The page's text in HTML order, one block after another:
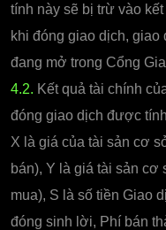
tính này sẽ bị trừ vào
khi đóng giao dịch, giao
đang mở trong Cổng
4.2. Kết quả tài chính
đóng giao dịch được
X là giá của tài sản cơ
bán), Y là giá tài sản cơ
mua), S là số tiền Giao
đóng sinh lời, Phí bán